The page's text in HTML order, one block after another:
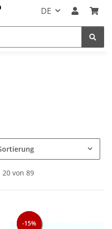
DE
von 89
-15%
-15%
-15%